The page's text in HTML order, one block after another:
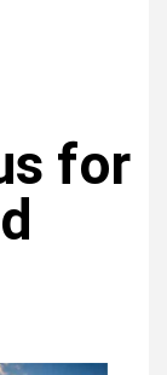
for